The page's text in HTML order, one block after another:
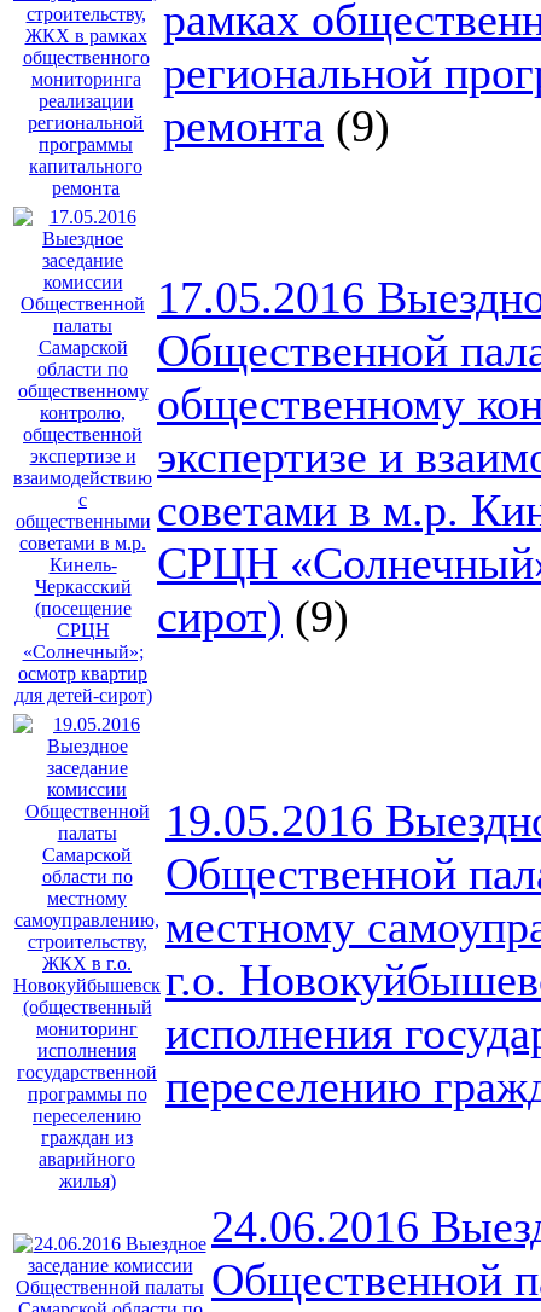
рамках
региональной
ремонта (9)
17.05.2016
Общественной
общественному
экспертизе и
советами в м.р.
СРЦН
сирот) (9)
19.05.2016
Общественной
местному
г.о.
исполнения
переселению
24.06.2016
Общественной